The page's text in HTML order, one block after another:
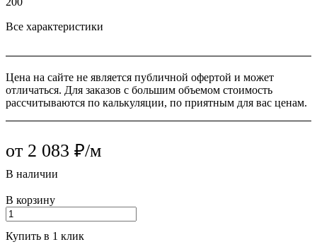
Все характеристики
Цена на сайте не является публичной офертой и может
отличаться. Для заказов с большим объемом стоимость
рассчитываются по калькуляции, по приятным для вас ценам.
от 2 083 ₽/м
В наличии
В корзину
Купить в 1 клик